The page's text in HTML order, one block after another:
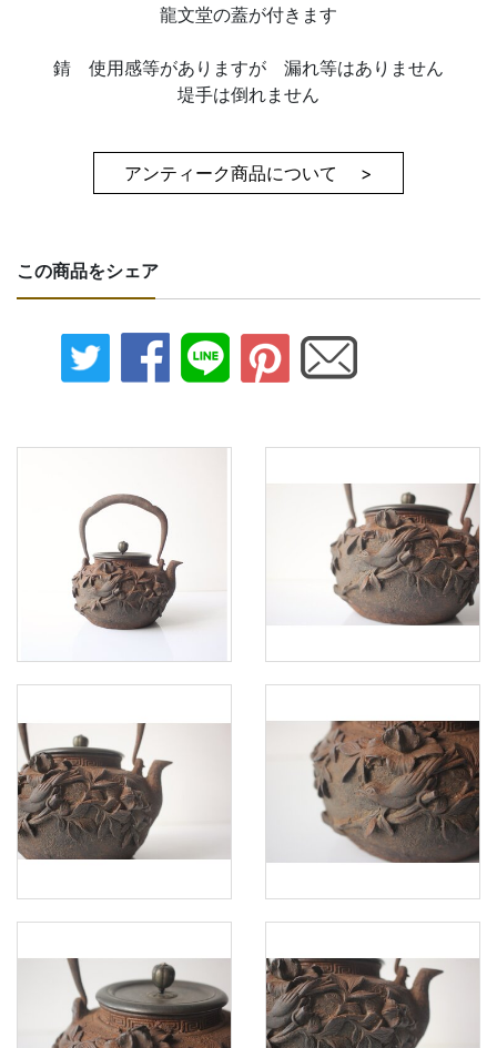
龍文堂の蓋が付きます
錆 使用感等がありますが 漏れ等はありません
堤手は倒れません
アンティーク商品について >
この商品をシェア